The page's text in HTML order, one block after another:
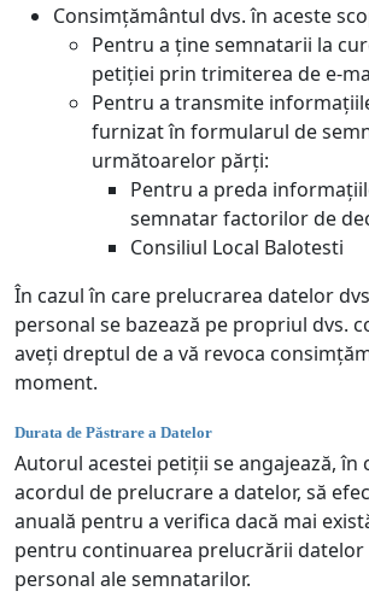
Consimțământul dvs. în aceste
Pentru a ține semnatarii la
petiției prin trimiterea de e-
Pentru a transmite
furnizat în formularul de
următoarelor părți:
Pentru a preda
semnatar factorilor de
Consiliul Local Balotesti
În cazul în care prelucrarea datelor
personal se bazează pe propriul dvs.
aveți dreptul de a vă revoca
moment.
Durata de Păstrare a Datelor
Autorul acestei petiții se angajează,
acordul de prelucrare a datelor, să
anuală pentru a verifica dacă mai
pentru continuarea prelucrării datelor
personal ale semnatarilor.